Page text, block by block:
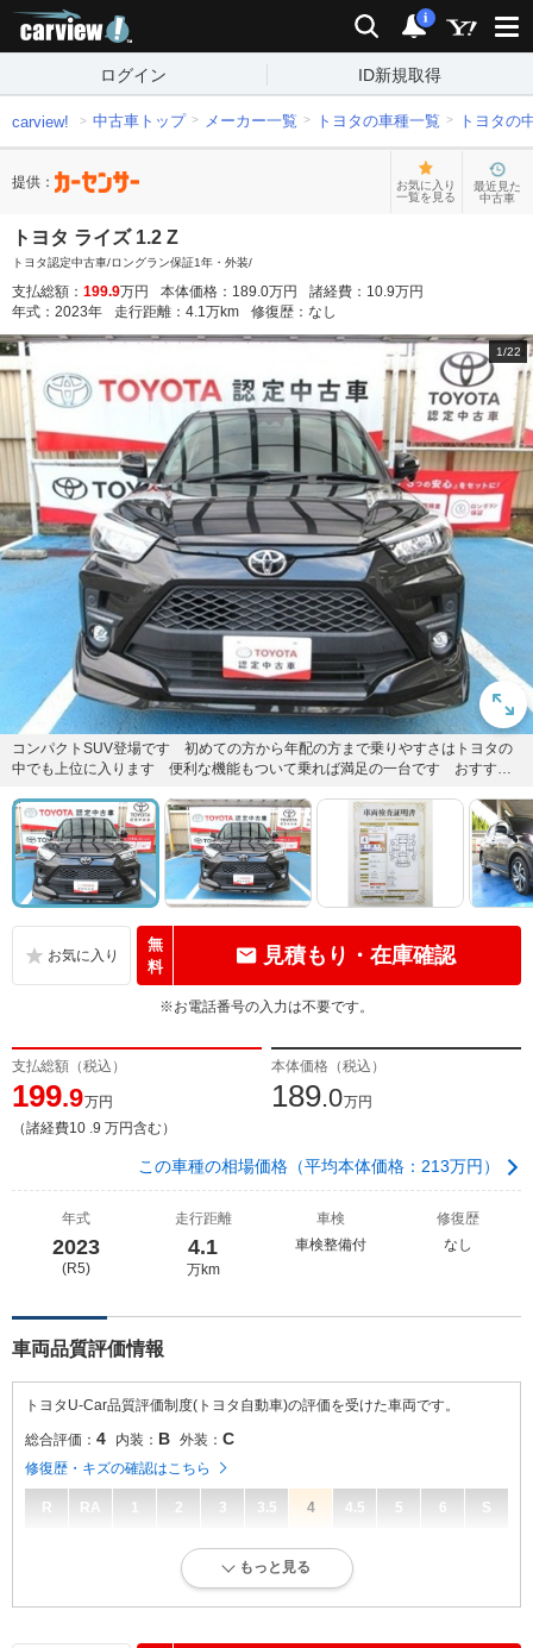
検索 通知
i
ログイン ID新規取得
carview! 中古車トップ メーカー一覧 トヨタの車種一覧 トヨタの
提供：
お気に入り
一覧を見る
最近見た
中古車
トヨタ ライズ 1.2 Z
トヨタ認定中古車/ロングラン保証1年・外装/
支払総額： 199.9万円 本体価格： 189.0万円 諸経費： 10.9万円
年式： 2023年 走行距離： 4.1万km 修復歴： なし
1/22
コンパクトSUV登場です 初めての方から年配の方まで乗りやすさはトヨタの
中でも上位に入ります 便利な機能もついて乗れば満足の一台です おすすめ
無
料
見積もり・在庫確認
※お電話番号の入力は不要です。
支払総額（税込）
199.9万円
（諸経費10 .9 万円含む）
本体価格（税込）
189.0万円
この車種の相場価格（平均本体価格：213万円）
年式
2023
(R5)
走行距離
4.1
万km
車検
車検整備付
修復歴
なし
車両品質評価情報
トヨタU-Car品質評価制度(トヨタ自動車)の評価を受けた車両です。
総合評価： 4 内装： B 外装： C
修復歴・キズの確認はこちら
R RA 1 2 3 3.5 4 4.5 5 6 S
キズ、へこみが少なく、全体的に良好な状態です。
もっと見る